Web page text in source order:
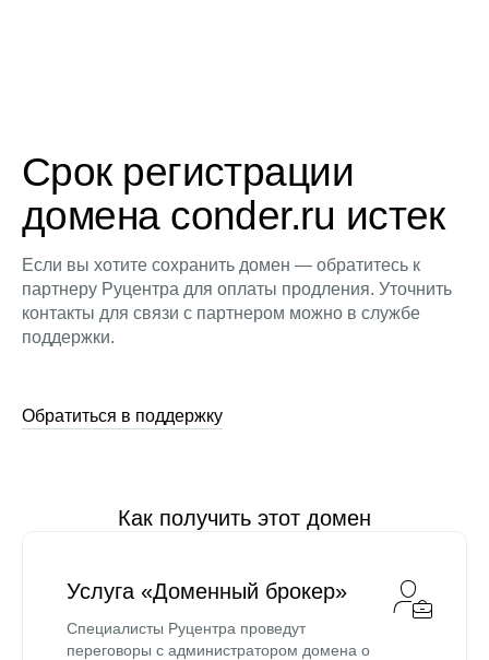
Срок регистрации
домена conder.ru истек
Если вы хотите сохранить домен — обратитесь к
партнеру Руцентра для оплаты продления. Уточнить
контакты для связи с партнером можно в службе
поддержки.
Обратиться в поддержку
Как получить этот домен
Услуга «Доменный брокер»
Специалисты Руцентра проведут
переговоры с администратором домена о